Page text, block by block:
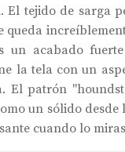
El tejido de sarga
queda
un acabado
la tela con un
El patrón
un sólido
cuando lo